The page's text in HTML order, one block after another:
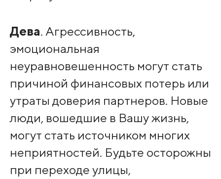
Дева. Агрессивность,
эмоциональная
неуравновешенность могут стать
причиной финансовых потерь или
утраты доверия партнеров. Новые
люди, вошедшие в Вашу жизнь,
могут стать источником многих
неприятностей. Будьте осторожны
при переходе улицы,